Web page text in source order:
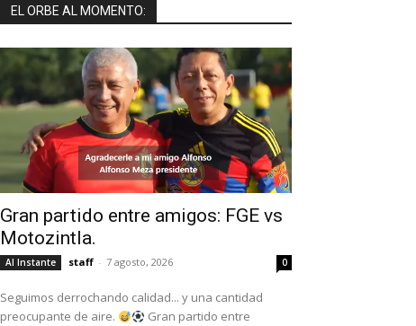
EL ORBE AL MOMENTO:
Gran partido entre amigos: FGE vs
Motozintla.
Al Instante staff - 7 agosto, 2026 0
Seguimos derrochando calidad... y una cantidad
preocupante de aire.
Gran partido entre